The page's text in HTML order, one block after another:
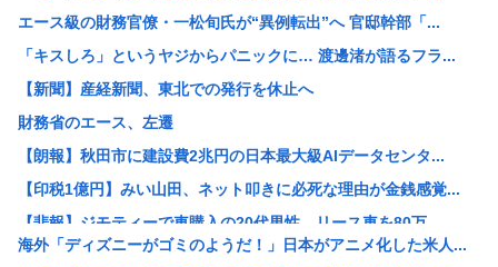
エース級の財務官僚・一松旬氏が“異例転出”へ 官邸幹部「...
「キスしろ」というヤジからパニックに… 渡邊渚が語るフラ...
【新聞】産経新聞、東北での発行を休止へ
財務省のエース、左遷
【朗報】秋田市に建設費2兆円の日本最大級AIデータセンタ...
【印税1億円】みい山田、ネット叩きに必死な理由が金銭感覚...
【悲報】ジモティーで車購入の20代男性、リース車を80万...
珍しく南北から同時に叩かれた日本 韓国からは「領土問題」...
海外「ディズニーがゴミのようだ！」日本がアニメ化した米人...